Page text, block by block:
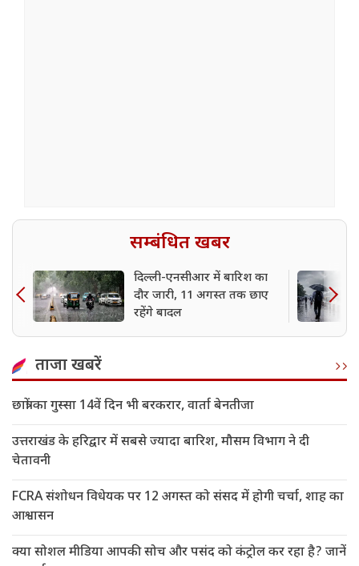
सम्बंधित खबर
दिल्ली-एनसीआर में बारिश का
दौर जारी, 11 अगस्त तक छाए
रहेंगे बादल
ताजा खबरें
छात्रों का गुस्सा 14वें दिन भी बरकरार, वार्ता बेनतीजा
उत्तराखंड के हरिद्वार में सबसे ज्यादा बारिश, मौसम विभाग ने दी
चेतावनी
FCRA संशोधन विधेयक पर 12 अगस्त को संसद में होगी चर्चा, शाह का
आश्वासन
क्या सोशल मीडिया आपकी सोच और पसंद को कंट्रोल कर रहा है? जानें